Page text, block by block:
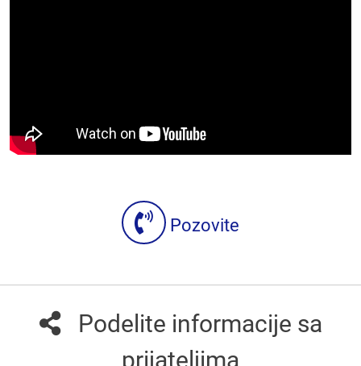
Pozovite
Podelite informacije sa
prijateljima